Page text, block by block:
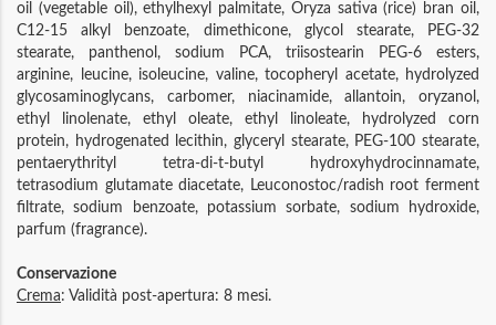
oil (vegetable oil), ethylhexyl palmitate, Oryza sativa (rice) bran oil,
C12-15 alkyl benzoate, dimethicone, glycol stearate, PEG-32
stearate, panthenol, sodium PCA, triisostearin PEG-6 esters,
arginine, leucine, isoleucine, valine, tocopheryl acetate, hydrolyzed
glycosaminoglycans, carbomer, niacinamide, allantoin, oryzanol,
ethyl linolenate, ethyl oleate, ethyl linoleate, hydrolyzed corn
protein, hydrogenated lecithin, glyceryl stearate, PEG-100 stearate,
pentaerythrityl tetra-di-t-butyl hydroxyhydrocinnamate,
tetrasodium glutamate diacetate, Leuconostoc/radish root ferment
filtrate, sodium benzoate, potassium sorbate, sodium hydroxide,
parfum (fragrance).
Conservazione
Crema: Validità post-apertura: 8 mesi.